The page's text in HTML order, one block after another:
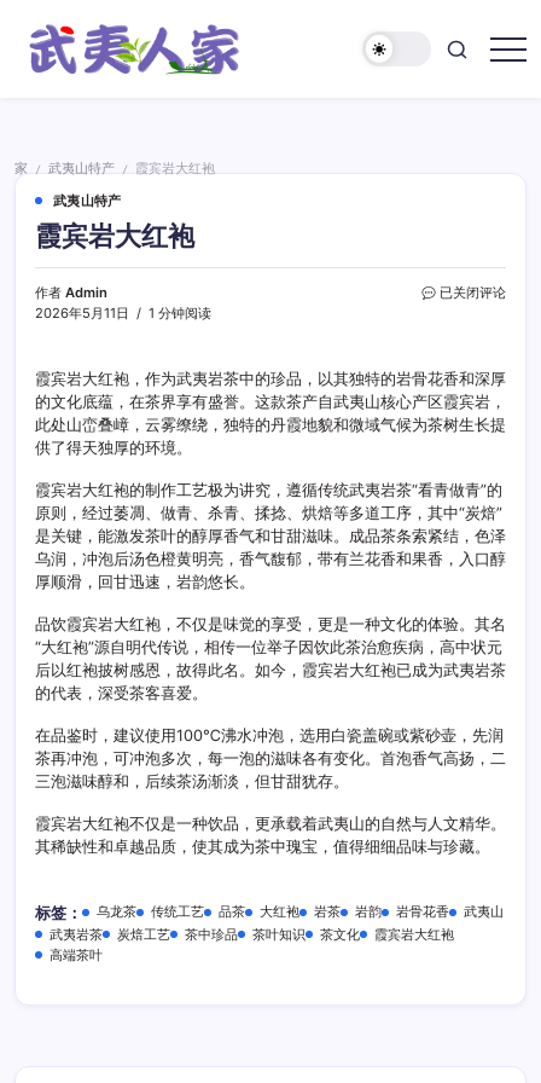
家
家 / 武夷山特产 /
霞宾岩大红袍
武夷山特产
霞宾岩大红袍
作者 Admin
2026年5月11日
1 分钟阅读
霞
红
袍
已关闭评论
霞宾岩大红袍，作为武夷岩茶中的珍品，以其独特的岩骨花香和深厚
的文化底蕴，在茶界享有盛誉。这款茶产自武夷山核心产区霞宾岩，
此处山峦叠嶂，云雾缭绕，独特的丹霞地貌和微域气候为茶树生长提
供了得天独厚的环境。
霞宾岩大红袍的制作工艺极为讲究，遵循传统武夷岩茶“看青做青”的
原则，经过萎凋、做青、杀青、揉捻、烘焙等多道工序，其中“炭焙”
是关键，能激发茶叶的醇厚香气和甘甜滋味。成品茶条索紧结，色泽
乌润，冲泡后汤色橙黄明亮，香气馥郁，带有兰花香和果香，入口醇
厚顺滑，回甘迅速，岩韵悠长。
品饮霞宾岩大红袍，不仅是味觉的享受，更是一种文化的体验。其名
“大红袍”源自明代传说，相传一位举子因饮此茶治愈疾病，高中状元
后以红袍披树感恩，故得此名。如今，霞宾岩大红袍已成为武夷岩茶
的代表，深受茶客喜爱。
在品鉴时，建议使用100℃沸水冲泡，选用白瓷盖碗或紫砂壶，先润
茶再冲泡，可冲泡多次，每一泡的滋味各有变化。首泡香气高扬，二
三泡滋味醇和，后续茶汤渐淡，但甘甜犹存。
霞宾岩大红袍不仅是一种饮品，更承载着武夷山的自然与人文精华。
其稀缺性和卓越品质，使其成为茶中瑰宝，值得细细品味与珍藏。
标签： 乌龙茶 传统工艺 品茶 大红袍 岩茶 岩韵 岩骨花香
武夷山
武夷岩茶
炭焙工艺 茶中珍品 茶叶知识 茶文化
霞宾岩大红袍
高端茶叶